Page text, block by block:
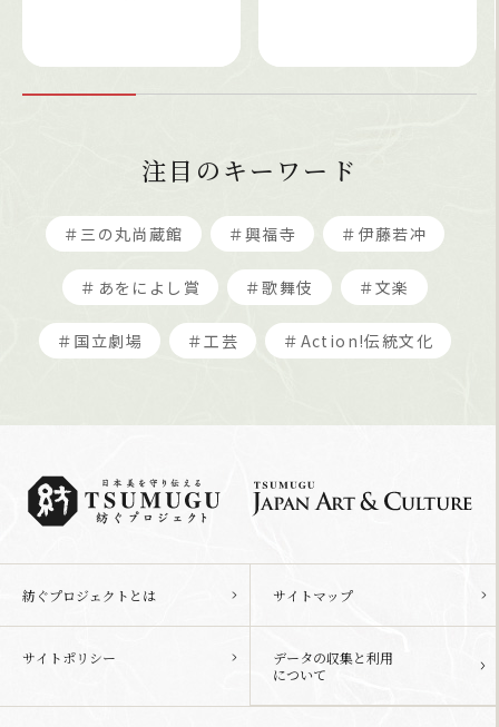
注目のキーワード
＃三の丸尚蔵館 ＃興福寺 ＃伊藤若冲
＃あをによし賞 ＃歌舞伎 ＃文楽
＃国立劇場 ＃工芸 ＃Action!伝統文化
紡ぐプロジェクトとは サイトマップ
サイトポリシー
データの収集と利用
について